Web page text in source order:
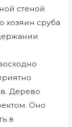
стеной
хозяин сруба
Дерево
Оно
в